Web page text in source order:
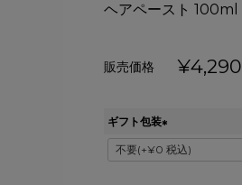
ヘアペースト 100ml
¥4,290
ギフト包装
(
必